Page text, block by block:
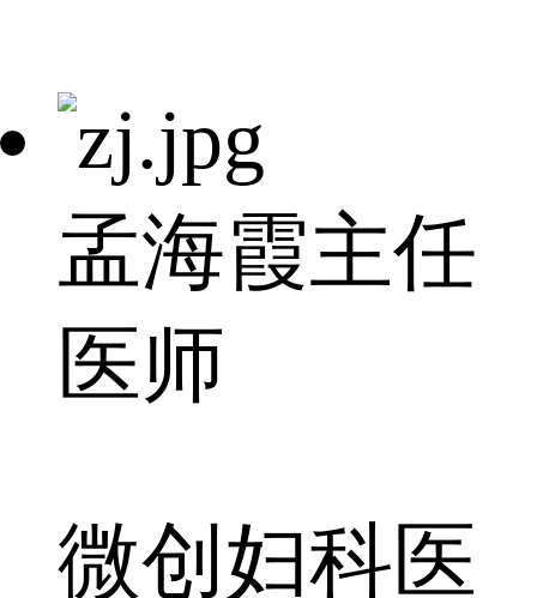
孟海霞主任
医师
微创妇科医